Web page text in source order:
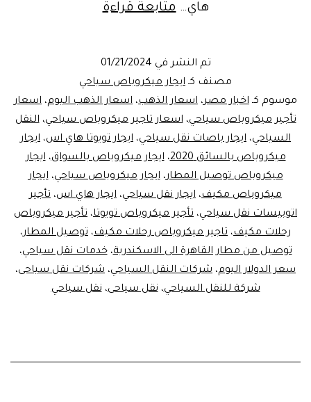
هاي…متابعة قراءةايجار
ميكروباص
سياحي
تم النشر في 01/21/2024
مصنف كـ ايجار ميكروباص سياحي
موسوم كـ اخبار مصر، اسعار الذهب، اسعار الذهب اليوم، اسعار
تأجير ميكروباص سياحي،اسعار تاجير ميكروباص سياحي،النقل
السياحي، ايجار باصات نقل سياحي، ايجار تويوتا هاي اس، ايجار
ميكروباص بالسائق 2020
،ايجار ميكروباص بالسواق،ايجار
ميكروباص توصيل المطار،ايجار ميكروباص سياحي،ايجار
ميكروباص مكيف، ايجار نقل سياحي، ايجار هاي اس، تأجير
اتوبيسات نقل سياحي، تأجير ميكروباص تويوتا، تأجير ميكروباص
رحلات مكيف، تاجير ميكروباص رحلات مكيف، توصيل المطار،
توصيل من مطار القاهرة الى الاسكندرية،خدمات نقل سياحي،
سعر الدولار اليوم، شركات النقل السياحي، شركات نقل سياحى،
شركة للنقل السياحي،نقل سياحى،نقل سياحي